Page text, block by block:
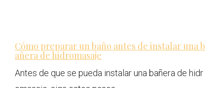
Cómo preparar un baño antes de instalar una b
añera de hidromasaje
Antes de que se pueda instalar una bañera de hidr